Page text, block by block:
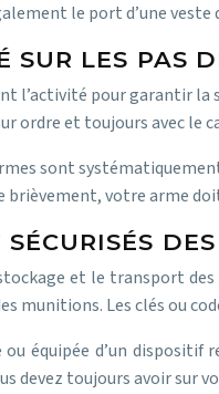
le port d’une
SUR LES PAS
l’activité pour garantir la
ordre et toujours avec le
sont
brièvement, votre arme
et le transport
Les clés ou
équipée d’un
devez toujours avoir sur